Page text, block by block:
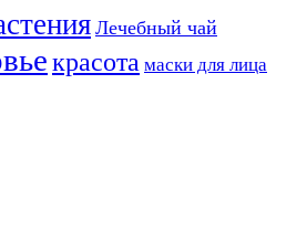
Лечебный чай
красота маски для лица